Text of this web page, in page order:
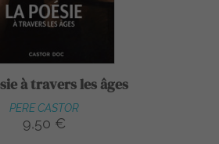
à travers les âges
PERE CASTOR
9,50 €